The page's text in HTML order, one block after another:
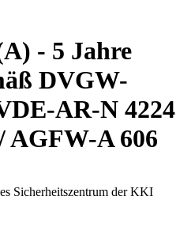
- 5 Jahre
DVGW-
AR-N 4224
AGFW-A 606
Sicherheitszentrum der KKI